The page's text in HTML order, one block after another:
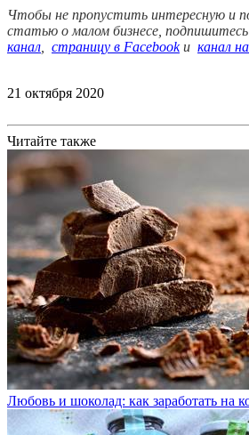
Чтобы не пропустить интересную и
статью о малом бизнесе,
канал
страницу в Facebookи канал
21 октября 2020
Читайте также
Любовь и шоколад: как заработать на